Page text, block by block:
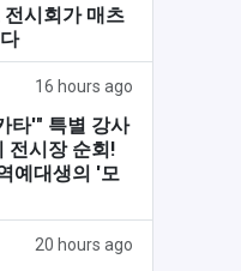
시회가 매츠
16 hours ago
타'" 특별 강사
전시장 순회!
예대생의 '모
20 hours ago